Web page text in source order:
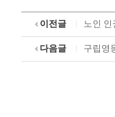
이전글 노인 인
다음글 구립영